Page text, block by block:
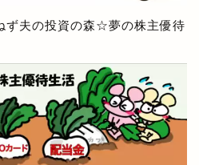
ず夫の投資の森☆夢の株主優待